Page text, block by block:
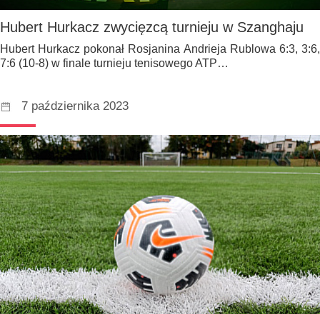
Hubert Hurkacz zwycięzcą turnieju w Szanghaju
Hubert Hurkacz pokonał Rosjanina Andrieja Rublowa 6:3, 3:6,
7:6 (10-8) w finale turnieju tenisowego ATP…
7 października 2023